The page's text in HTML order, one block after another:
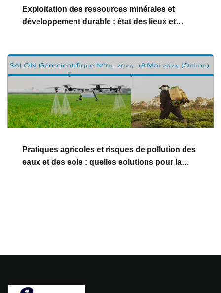
Exploitation des ressources minérales et
développement durable : état des lieux et
Pratiques agricoles et risques de pollution des
eaux et des sols : quelles solutions pour la